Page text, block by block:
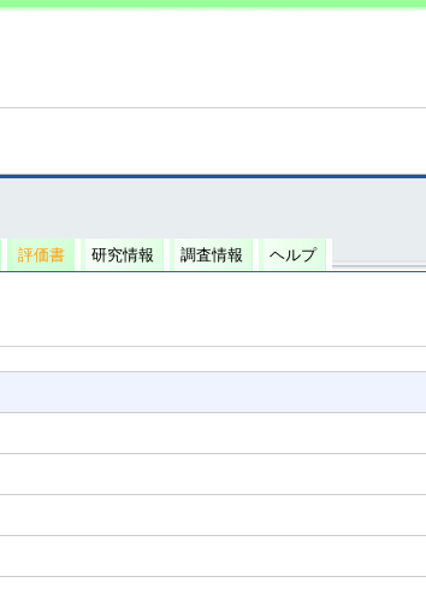
評価書 研究情報 調査情報 ヘルプ